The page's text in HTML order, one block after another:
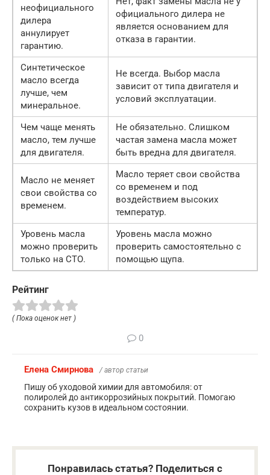
неофициального
дилера
аннулирует
гарантию.
официального дилера не
является основанием для
отказа в гарантии.
Синтетическое
масло всегда
лучше, чем
минеральное.
Не всегда. Выбор масла
зависит от типа двигателя и
условий эксплуатации.
Чем чаще менять
масло, тем лучше
для двигателя.
Не обязательно. Слишком
частая замена масла может
быть вредна для двигателя.
Масло не меняет
свои свойства со
временем.
Масло теряет свои свойства
со временем и под
воздействием высоких
температур.
Уровень масла
можно проверить
только на СТО.
Уровень масла можно
проверить самостоятельно с
помощью щупа.
Рейтинг
( Пока оценок нет )
0
Елена Смирнова / автор статьи
Пишу об уходовой химии для автомобиля: от
полиролей до антикоррозийных покрытий. Помогаю
сохранить кузов в идеальном состоянии.
Понравилась статья? Поделиться с